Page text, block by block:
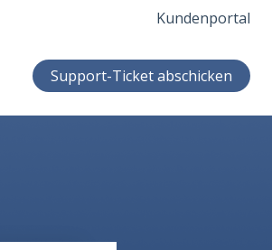
Kundenportal
Support-Ticket abschicken